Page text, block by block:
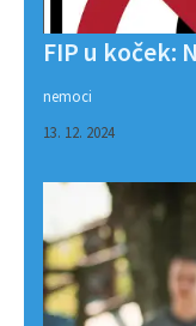
FIP u koček:
nemoci
13. 12. 2024